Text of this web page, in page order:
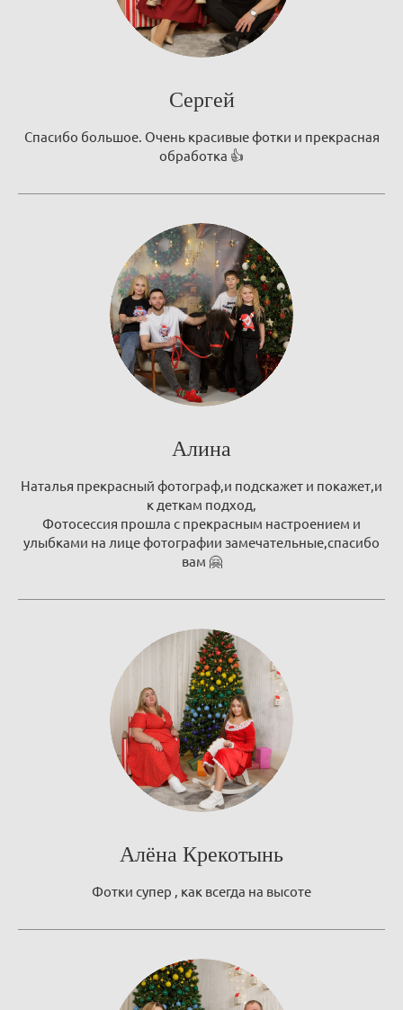
Сергей
Спасибо большое. Очень красивые фотки и прекрасная
обработка 👍
Алина
Наталья прекрасный фотограф,и подскажет и покажет,и
к деткам подход,
Фотосессия прошла с прекрасным настроением и
улыбками на лице фотографии замечательные,спасибо
вам 🤗
Алёна Крекотынь
Фотки супер , как всегда на высоте